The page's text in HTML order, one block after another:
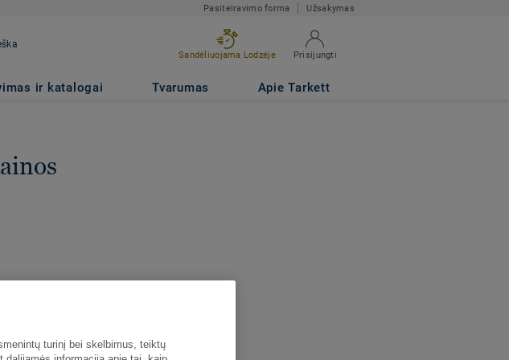
Pasiteiravimo forma Užsakymas
Sandėliuojama Lodzėje Prisijungti
ir katalogai Tvarumas Apie Tarkett
turinį bei skelbimus, teiktų